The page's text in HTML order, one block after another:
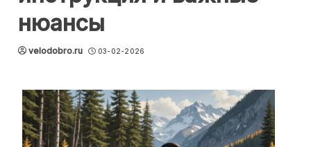
нюансы
velodobro.ru 03-02-2026